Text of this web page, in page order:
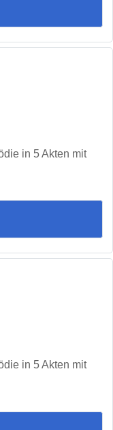
in 5 Akten mit
in 5 Akten mit